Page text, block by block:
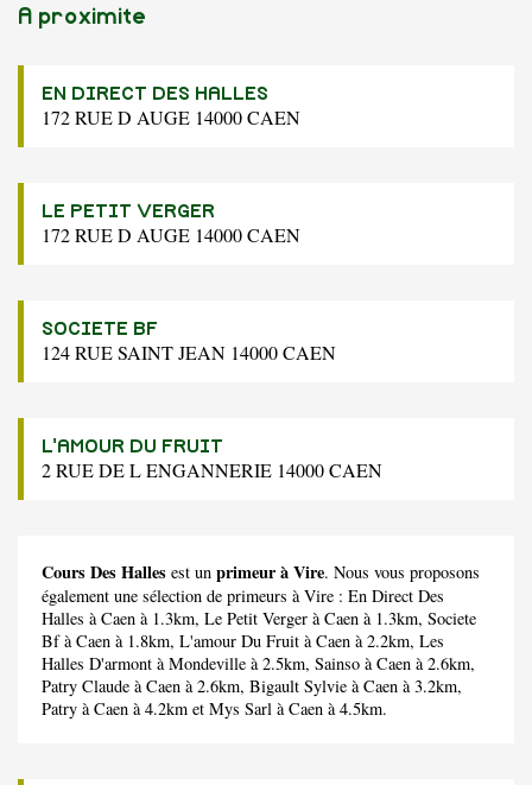
A proximite
EN DIRECT DES HALLES
172 RUE D AUGE 14000 CAEN
LE PETIT VERGER
172 RUE D AUGE 14000 CAEN
SOCIETE BF
124 RUE SAINT JEAN 14000 CAEN
L'AMOUR DU FRUIT
2 RUE DE L ENGANNERIE 14000 CAEN
Cours Des Halles est un primeur à Vire. Nous vous proposons
également une sélection de primeurs à Vire : En Direct Des
Halles à Caen à 1.3km, Le Petit Verger à Caen à 1.3km, Societe
Bfà Caen à 1.8km, L'amour Du Fruit à Caen à 2.2km, Les
Halles D'armont à Mondeville à 2.5km, Sainso à Caen à 2.6km,
Patry Claude à Caen à 2.6km, Bigault Sylvie à Caen à 3.2km,
Patry à Caen à 4.2km et Mys Sarl à Caen à 4.5km.